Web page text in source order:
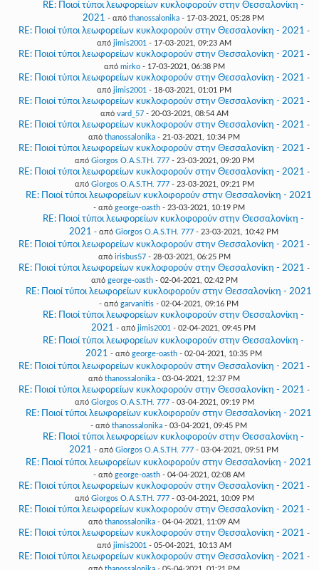
RE: Ποιοί τύποι λεωφορείων κυκλοφορούν στην Θεσσαλονίκη -
2021 - από thanossalonika - 17-03-2021, 05:28 PM
RE: Ποιοί τύποι λεωφορείων κυκλοφορούν στην Θεσσαλονίκη - 2021 -
από jimis2001 - 17-03-2021, 09:23 AM
RE: Ποιοί τύποι λεωφορείων κυκλοφορούν στην Θεσσαλονίκη - 2021 -
από mirko- 17-03-2021, 06:38 PM
RE: Ποιοί τύποι λεωφορείων κυκλοφορούν στην Θεσσαλονίκη - 2021 -
από jimis2001 - 18-03-2021, 01:01 PM
RE: Ποιοί τύποι λεωφορείων κυκλοφορούν στην Θεσσαλονίκη - 2021 -
από vard_57- 20-03-2021, 08:54 AM
RE: Ποιοί τύποι λεωφορείων κυκλοφορούν στην Θεσσαλονίκη - 2021 -
από thanossalonika - 21-03-2021, 10:34 PM
RE: Ποιοί τύποι λεωφορείων κυκλοφορούν στην Θεσσαλονίκη - 2021 -
από Giorgos O.A.S.TH. 777- 23-03-2021, 09:20 PM
RE: Ποιοί τύποι λεωφορείων κυκλοφορούν στην Θεσσαλονίκη - 2021 -
από Giorgos O.A.S.TH. 777- 23-03-2021, 09:21 PM
RE: Ποιοί τύποι λεωφορείων κυκλοφορούν στην Θεσσαλονίκη - 2021
- από george-oasth- 23-03-2021, 10:19 PM
RE: Ποιοί τύποι λεωφορείων κυκλοφορούν στην Θεσσαλονίκη -
2021 - από Giorgos O.A.S.TH. 777- 23-03-2021, 10:42 PM
RE: Ποιοί τύποι λεωφορείων κυκλοφορούν στην Θεσσαλονίκη - 2021 -
από irisbus57- 28-03-2021, 06:25 PM
RE: Ποιοί τύποι λεωφορείων κυκλοφορούν στην Θεσσαλονίκη - 2021 -
από george-oasth- 02-04-2021, 02:42 PM
RE: Ποιοί τύποι λεωφορείων κυκλοφορούν στην Θεσσαλονίκη - 2021
- από garvanitis - 02-04-2021, 09:16 PM
RE: Ποιοί τύποι λεωφορείων κυκλοφορούν στην Θεσσαλονίκη -
2021 - από jimis2001 - 02-04-2021, 09:45 PM
RE: Ποιοί τύποι λεωφορείων κυκλοφορούν στην Θεσσαλονίκη -
2021 - από george-oasth- 02-04-2021, 10:35 PM
RE: Ποιοί τύποι λεωφορείων κυκλοφορούν στην Θεσσαλονίκη - 2021 -
από thanossalonika - 03-04-2021, 12:37 PM
RE: Ποιοί τύποι λεωφορείων κυκλοφορούν στην Θεσσαλονίκη - 2021 -
από Giorgos O.A.S.TH. 777- 03-04-2021, 09:19 PM
RE: Ποιοί τύποι λεωφορείων κυκλοφορούν στην Θεσσαλονίκη - 2021
- από thanossalonika - 03-04-2021, 09:45 PM
RE: Ποιοί τύποι λεωφορείων κυκλοφορούν στην Θεσσαλονίκη -
2021 - από Giorgos O.A.S.TH. 777- 03-04-2021, 09:51 PM
RE: Ποιοί τύποι λεωφορείων κυκλοφορούν στην Θεσσαλονίκη - 2021
- από george-oasth- 04-04-2021, 02:08 AM
RE: Ποιοί τύποι λεωφορείων κυκλοφορούν στην Θεσσαλονίκη - 2021 -
από Giorgos O.A.S.TH. 777- 03-04-2021, 10:09 PM
RE: Ποιοί τύποι λεωφορείων κυκλοφορούν στην Θεσσαλονίκη - 2021 -
από thanossalonika - 04-04-2021, 11:09 AM
RE: Ποιοί τύποι λεωφορείων κυκλοφορούν στην Θεσσαλονίκη - 2021 -
από jimis2001 - 05-04-2021, 10:13 AM
RE: Ποιοί τύποι λεωφορείων κυκλοφορούν στην Θεσσαλονίκη - 2021 -